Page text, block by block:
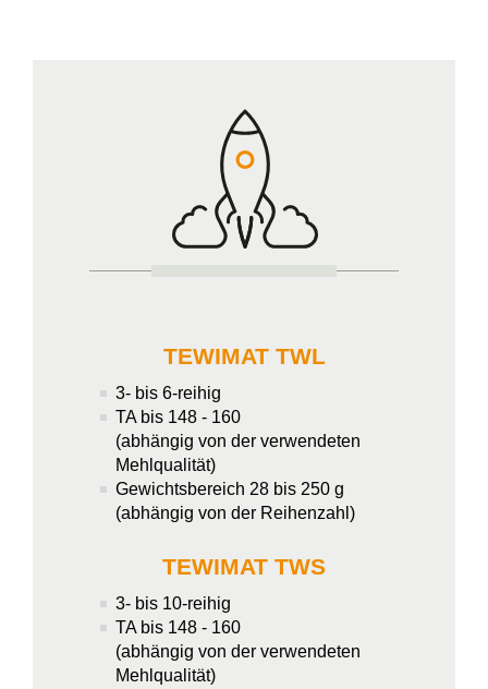
TEWIMAT TWL
3- bis 6-reihig
TA bis 148 - 160
(abhängig von der verwendeten
Mehlqualität)
Gewichtsbereich 28 bis 250 g
(abhängig von der Reihenzahl)
TEWIMAT TWS
3- bis 10-reihig
TA bis 148 - 160
(abhängig von der verwendeten
Mehlqualität)